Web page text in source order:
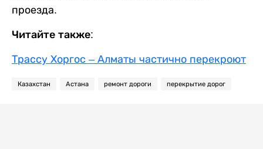
проезда.
Читайте также:
Трассу Хоргос – Алматы частично перекроют
Казахстан Астана ремонт дороги перекрытие дорог